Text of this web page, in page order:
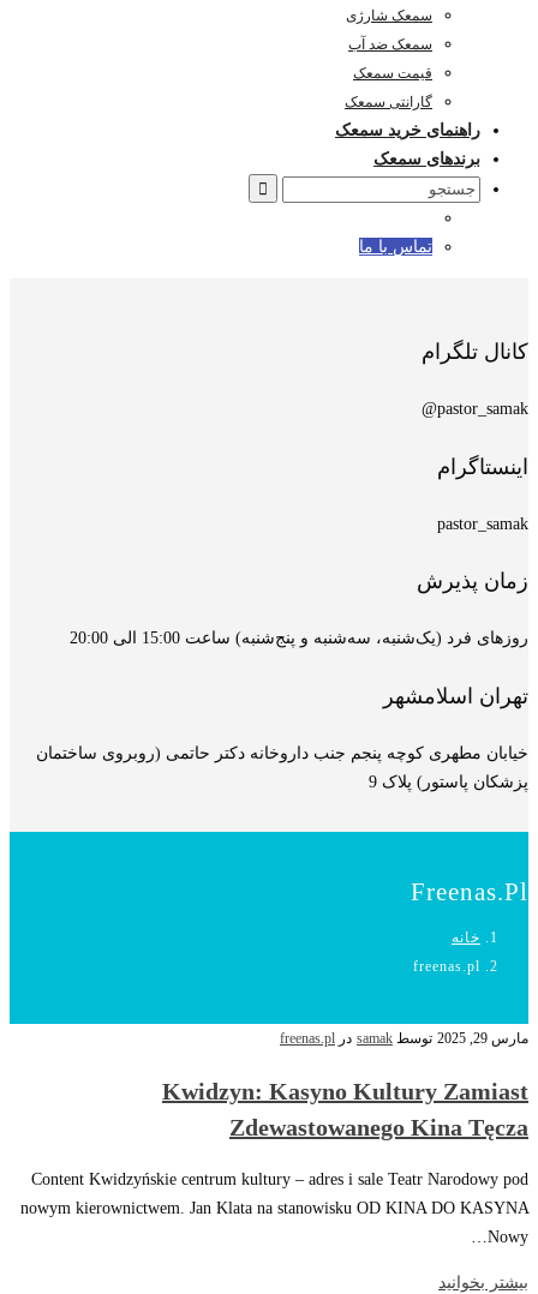
سمعک شارژی
سمعک ضد آب
قیمت سمعک
گارانتی سمعک
راهنمای خرید سمعک
برندهای سمعک
Search
تماس با ما
کانال تلگرام
pastor_samak@
اینستاگرام
pastor_samak
زمان پذیرش
روزهای فرد (یک‌شنبه، سه‌شنبه و پنج‌شنبه) ساعت 15:00 الی 20:00
تهران اسلامشهر
خیابان مطهری کوچه پنجم جنب داروخانه دکتر حاتمی (روبروی ساختمان
پزشکان پاستور) پلاک 9
Freenas.pl
خانه
freenas.pl
مارس 29, 2025 توسط samak در freenas.pl
Kwidzyn: Kasyno Kultury Zamiast
Zdewastowanego Kina Tęcza
Content Kwidzyńskie centrum kultury – adres i sale Teatr Narodowy pod
nowym kierownictwem. Jan Klata na stanowisku OD KINA DO KASYNA
Nowy…
بیشتر بخوانید